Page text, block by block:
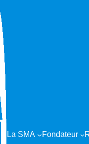
La SMA Fondateur